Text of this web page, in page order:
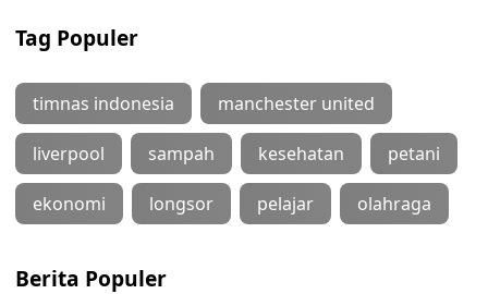
Tag Populer
timnas indonesia manchester united
liverpool sampah kesehatan petani
ekonomi longsor pelajar olahraga
Berita Populer